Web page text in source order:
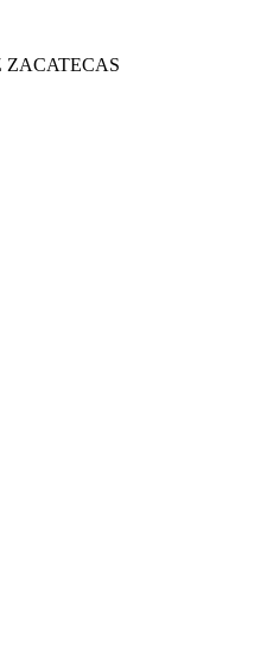
ZACATECAS